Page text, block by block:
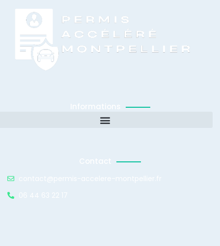
Informations
Contact
contact@permis-accelere-montpellier.fr
06 44 63 22 17